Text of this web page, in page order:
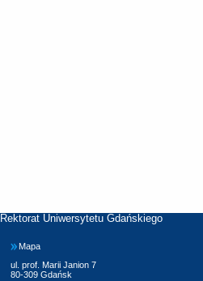
Rektorat Uniwersytetu Gdańskiego
Mapa
ul. prof. Marii Janion 7
80-309 Gdańsk